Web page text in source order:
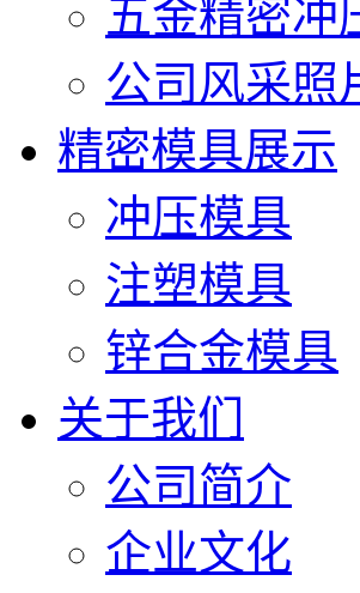
五金精密冲
公司风采照
精密模具展示
冲压模具
注塑模具
锌合金模具
关于我们
公司简介
企业文化